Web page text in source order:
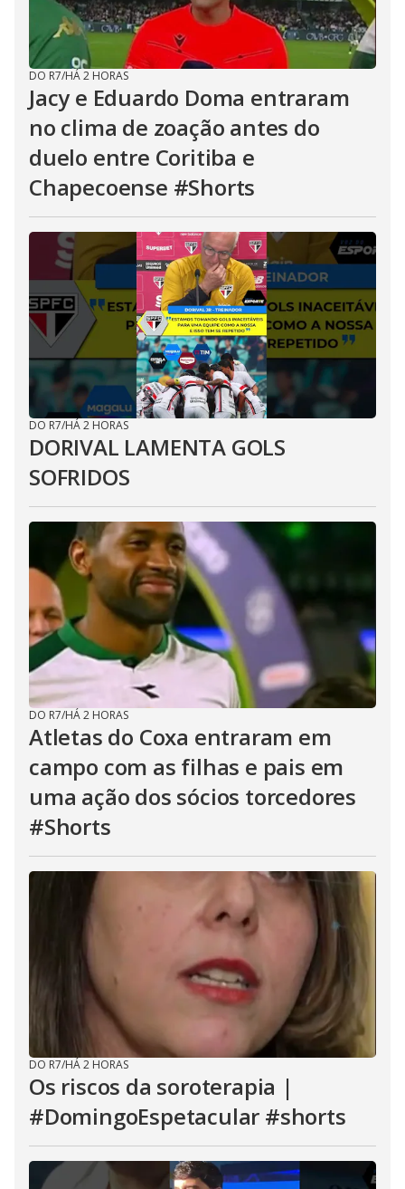
DO R7/HÁ 2 HORAS
Jacy e Eduardo Doma entraram
no clima de zoação antes do
duelo entre Coritiba e
Chapecoense #Shorts
DO R7/HÁ 2 HORAS
DORIVAL LAMENTA GOLS
SOFRIDOS
DO R7/HÁ 2 HORAS
Atletas do Coxa entraram em
campo com as filhas e pais em
uma ação dos sócios torcedores
#Shorts
DO R7/HÁ 2 HORAS
Os riscos da soroterapia |
#DomingoEspetacular #shorts